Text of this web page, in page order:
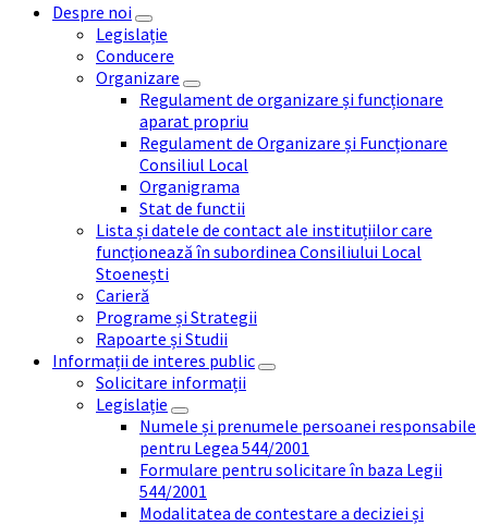
Despre noi
Legislație
Conducere
Organizare
Regulament de organizare și funcționare
aparat propriu
Regulament de Organizare și Funcționare
Consiliul Local
Organigrama
Stat de functii
Lista și datele de contact ale instituțiilor care
funcționează în subordinea Consiliului Local
Stoenești
Carieră
Programe și Strategii
Rapoarte și Studii
Informații de interes public
Solicitare informații
Legislație
Numele și prenumele persoanei responsabile
pentru Legea 544/2001
Formulare pentru solicitare în baza Legii
544/2001
Modalitatea de contestare a deciziei și